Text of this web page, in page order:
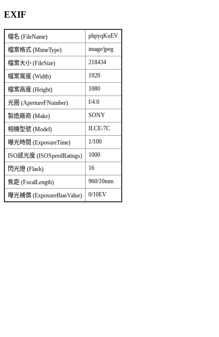
EXIF
檔名 (FileName) phpyqKuEV
檔案格式 (MimeType) image/jpeg
檔案大小 (FileSize) 218434
檔案寬度 (Width) 1920
檔案高度 (Height) 1080
光圈 (ApertureFNumber) f/4.0
製造廠商 (Make) SONY
相機型號 (Model) ILCE-7C
曝光時間 (ExposureTime) 1/100
ISO感光度 (ISOSpeedRatings) 1000
閃光燈 (Flash) 16
焦距 (FocalLength) 960/10mm
曝光補償 (ExposureBiasValue) 0/10EV